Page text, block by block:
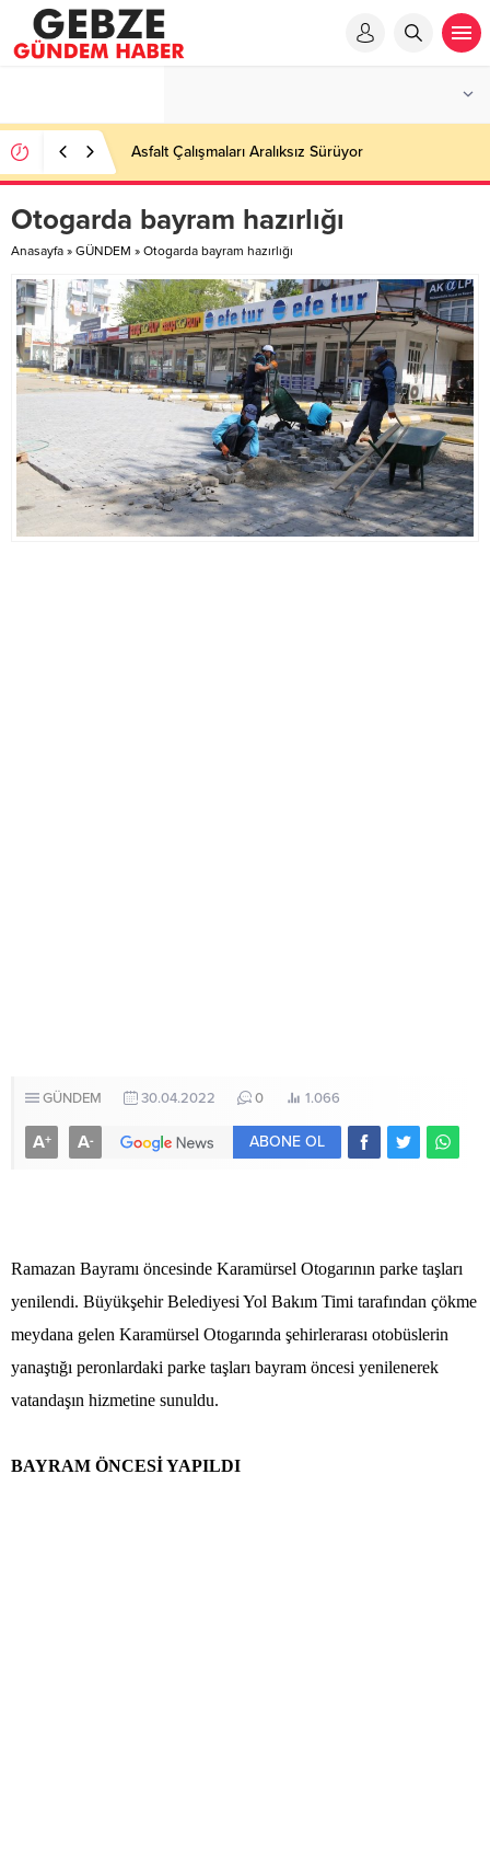
Asfalt Çalışmaları Aralıksız Sürüyor
Otogarda bayram hazırlığı
Anasayfa » GÜNDEM » Otogarda bayram hazırlığı
GÜNDEM 30.04.2022 0 1.066
A+ A- ABONE OL
Ramazan Bayramı öncesinde Karamürsel Otogarının parke taşları
yenilendi. Büyükşehir Belediyesi Yol Bakım Timi tarafından çökme
meydana gelen Karamürsel Otogarında şehirlerarası otobüslerin
yanaştığı peronlardaki parke taşları bayram öncesi yenilenerek
vatandaşın hizmetine sunuldu.
BAYRAM ÖNCESİ YAPILDI